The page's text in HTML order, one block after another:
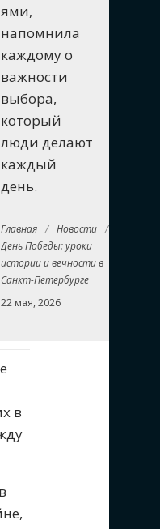
ями,
напомнила
каждому о
важности
выбора,
который
люди делают
каждый
день.
Главная / Новости /
День Победы: уроки
истории и вечности в
Санкт-Петербурге
22 мая, 2026
в